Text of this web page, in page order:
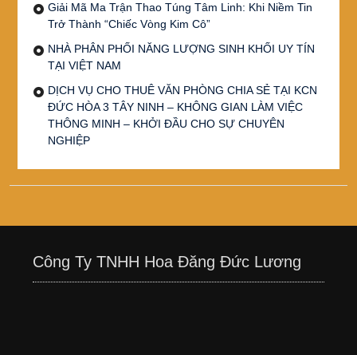
Giải Mã Ma Trận Thao Túng Tâm Linh: Khi Niềm Tin
Trở Thành “Chiếc Vòng Kim Cô”
NHÀ PHÂN PHỐI NĂNG LƯỢNG SINH KHỐI UY TÍN
TẠI VIỆT NAM
DỊCH VỤ CHO THUÊ VĂN PHÒNG CHIA SẺ TẠI KCN
ĐỨC HÒA 3 TÂY NINH – KHÔNG GIAN LÀM VIỆC
THÔNG MINH – KHỞI ĐẦU CHO SỰ CHUYÊN
NGHIỆP
Công Ty TNHH Hoa Đăng Đức Lương